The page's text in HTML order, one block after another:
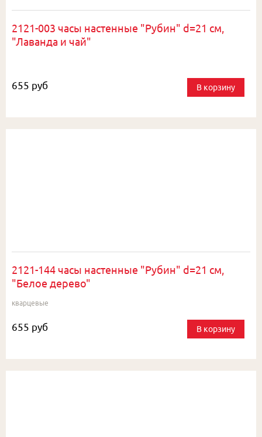
2121-003 часы настенные "Рубин" d=21 см,
"Лаванда и чай"
655 руб В корзину
2121-144 часы настенные "Рубин" d=21 см,
"Белое дерево"
кварцевые
655 руб В корзину